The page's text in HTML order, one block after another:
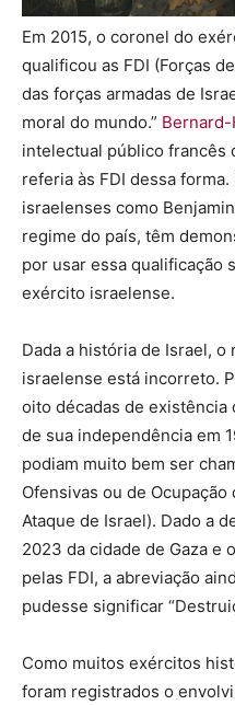
Em 2015, o coronel do
qualificou as FDI (Forças
das forças armadas de
moral do mundo.”
intelectual público francês
referia às FDI dessa
israelenses como
regime do país, têm
por usar essa qualificação
exército israelense.
Dada a história de Israel,
israelense está incorreto.
oito décadas de existência
de sua independência em
podiam muito bem ser
Ofensivas ou de Ocupação
Ataque de Israel). Dado a
2023 da cidade de Gaza e
pelas FDI, a abreviação
pudesse significar
Como muitos exércitos
foram registrados o